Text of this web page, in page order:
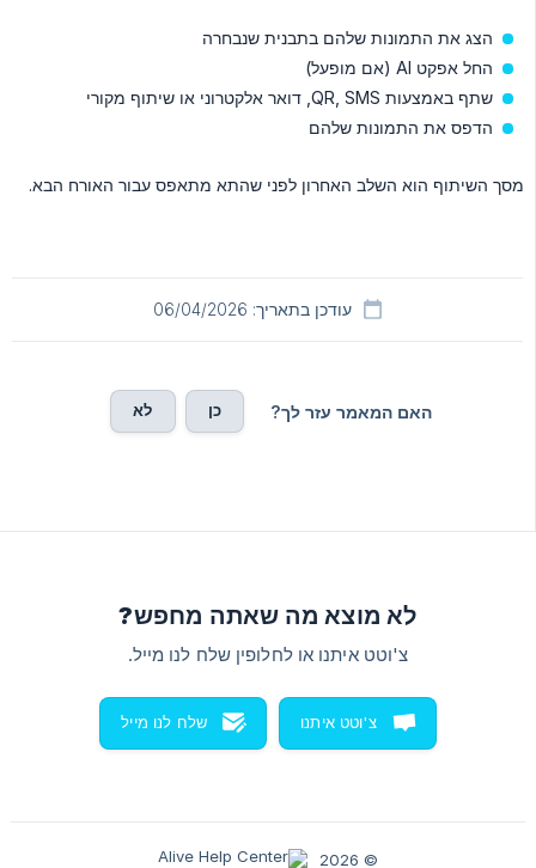
הצג את התמונות שלהם בתבנית שנבחרה
החל אפקט AI (אם מופעל)
שתף באמצעות QR, SMS, דואר אלקטרוני או שיתוף מקורי
הדפס את התמונות שלהם
מסך השיתוף הוא השלב האחרון לפני שהתא מתאפס עבור האורח הבא.
עודכן בתאריך: 06/04/2026
האם המאמר עזר לך? כן לא
לא מוצא מה שאתה מחפש?
צ'וטט איתנו או לחלופין שלח לנו מייל.
צ'וטט איתנו שלח לנו מייל
© 2026